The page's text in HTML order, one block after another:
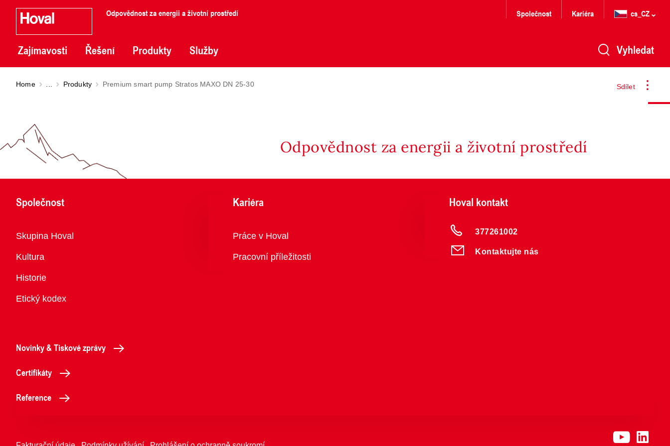
Odpovědnost za energii a životní prostředí
Zajímavosti Řešení Produkty Služby
Společnost Kariéra cs_CZ
Vyhledat
Sdílet
Home Produkty Premium smart pump Stratos MAXO DN 25-30
Odpovědnost za energii a životní prostředí
Společnost
Přehled
Skupina Hoval
Kultura
Historie
Etický kodex
Kariéra
Přehled
Práce v Hoval
Pracovní příležitosti
Hoval kontakt
377261002
Kontaktujte nás
Novinky & Tiskové zprávy
Certifikáty
Reference